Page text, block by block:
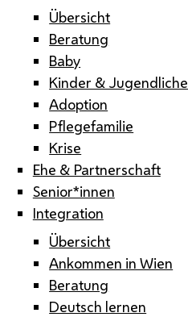
Übersicht
Beratung
Baby
Kinder & Jugendliche
Adoption
Pflegefamilie
Krise
Ehe & Partnerschaft
Senior*innen
Integration
Übersicht
Ankommen in Wien
Beratung
Deutsch lernen